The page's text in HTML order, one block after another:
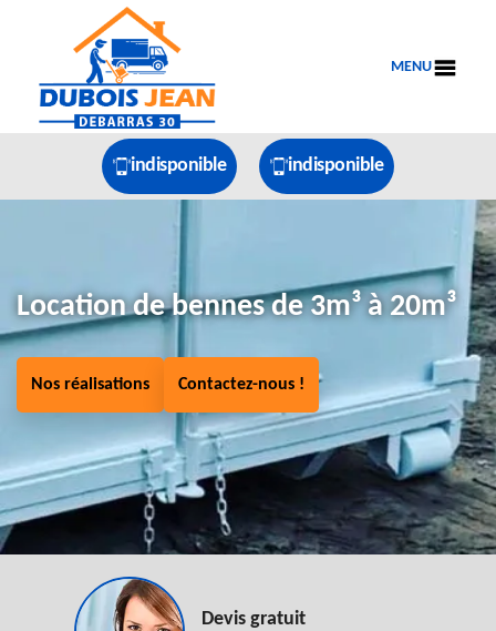
MENU
indisponible indisponible
Location de bennes de 3m³ à 20m³
Nos réalisations Contactez-nous !
Devis gratuit